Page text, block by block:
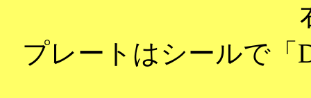
プレートはシールで「